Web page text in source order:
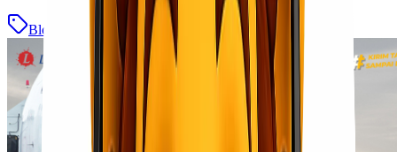
Blog Baca Selengkapnya